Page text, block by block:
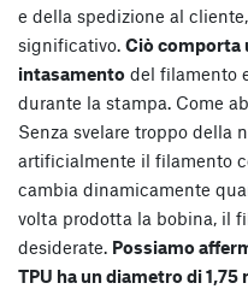
e della spedizione al
significativo. Ciò comporta
intasamento del filamento
durante la stampa. Come
Senza svelare troppo della
artificialmente il filamento
cambia dinamicamente
volta prodotta la bobina, il
desiderate. Possiamo
TPU ha un diametro di 1,75